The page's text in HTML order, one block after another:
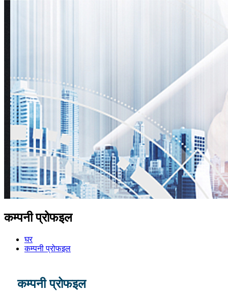
कम्पनी प्रोफइल
घर
कम्पनी प्रोफइल
कम्पनी प्रोफइल